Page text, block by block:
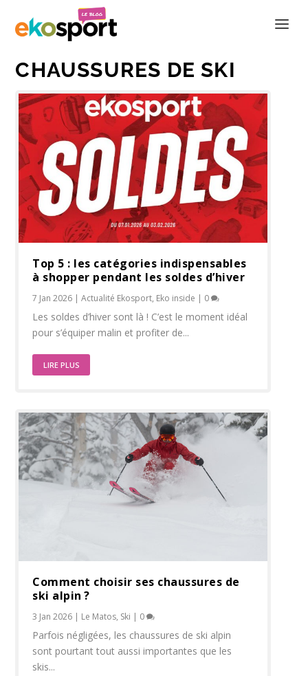
CHAUSSURES DE SKI
Top 5 : les catégories indispensables
à shopper pendant les soldes d’hiver
7 Jan 2026 |Actualité Ekosport, Eko inside | 0
Les soldes d’hiver sont là ! C’est le moment idéal
pour s’équiper malin et profiter de...
LIRE PLUS
Comment choisir ses chaussures de
ski alpin ?
3 Jan 2026 | Le Matos, Ski | 0
Parfois négligées, les chaussures de ski alpin
sont pourtant tout aussi importantes que les
skis...